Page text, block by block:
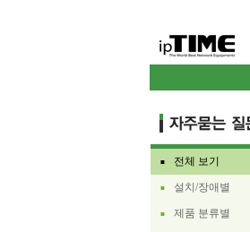
■ 전체 보기
■ 설치/장애별
■ 제품 분류별